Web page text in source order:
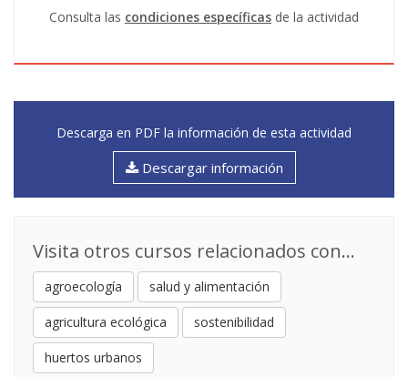
Consulta las condiciones específicas de la actividad
Descarga en PDF la información de esta actividad
Descargar información
Visita otros cursos relacionados con...
agroecología salud y alimentación
agricultura ecológica sostenibilidad
huertos urbanos